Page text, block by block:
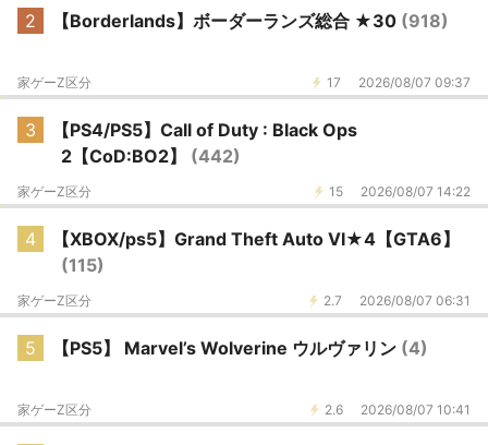
2 【Borderlands】ボーダーランズ総合 ★30 (918)
17 2026/08/07 09:37
家ゲーZ区分
3
【PS4/PS5】Call of Duty : Black Ops
2【CoD:BO2】 (442)
15 2026/08/07 14:22
家ゲーZ区分
4
【XBOX/ps5】Grand Theft Auto Ⅵ★4【GTA6】
(115)
2.7 2026/08/07 06:31
家ゲーZ区分
5 【PS5】 Marvel’s Wolverine ウルヴァリン (4)
2.6 2026/08/07 10:41
家ゲーZ区分